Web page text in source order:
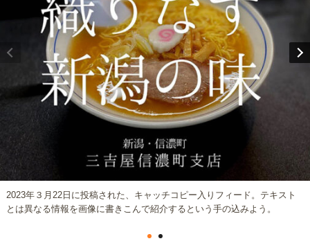
2023年３月22日に投稿された、キャッチコピー入りフィード。テキスト
とは異なる情報を画像に書きこんで紹介するという手の込みよう。